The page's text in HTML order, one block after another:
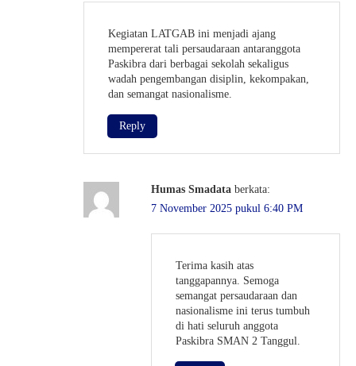
Kegiatan LATGAB ini menjadi ajang
mempererat tali persaudaraan antaranggota
Paskibra dari berbagai sekolah sekaligus
wadah pengembangan disiplin, kekompakan,
dan semangat nasionalisme.
Reply
Humas Smadata berkata:
7 November 2025 pukul 6:40 PM
Terima kasih atas
tanggapannya. Semoga
semangat persaudaraan dan
nasionalisme ini terus tumbuh
di hati seluruh anggota
Paskibra SMAN 2 Tanggul.